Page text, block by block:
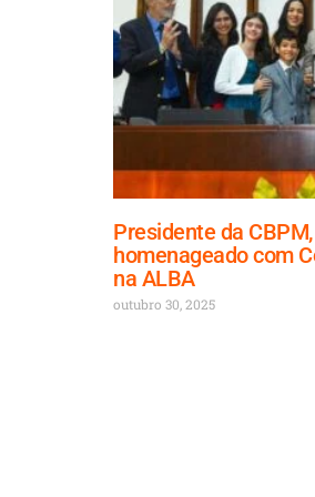
Presidente da
homenageado com
na ALBA
outubro 30, 2025